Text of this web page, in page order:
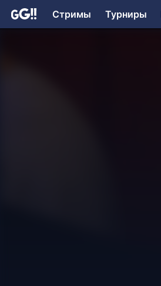
Стримы Турниры